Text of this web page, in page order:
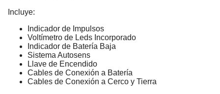
Incluye:
Indicador de Impulsos
Voltímetro de Leds Incorporado
Indicador de Batería Baja
Sistema Autosens
Llave de Encendido
Cables de Conexión a Batería
Cables de Conexión a Cerco y Tierra